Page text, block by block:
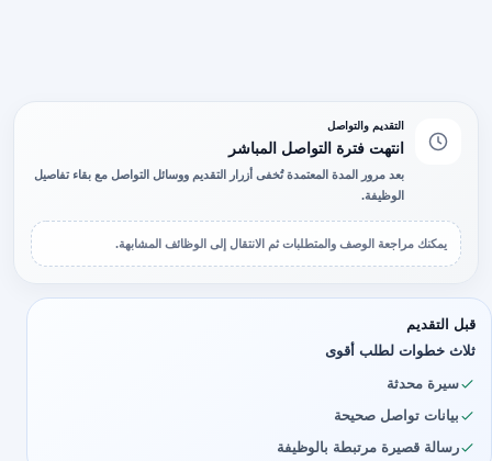
التقديم والتواصل
انتهت فترة التواصل المباشر
بعد مرور المدة المعتمدة تُخفى أزرار التقديم ووسائل التواصل مع بقاء تفاصيل
الوظيفة.
يمكنك مراجعة الوصف والمتطلبات ثم الانتقال إلى الوظائف المشابهة.
قبل التقديم
ثلاث خطوات لطلب أقوى
سيرة محدثة
بيانات تواصل صحيحة
رسالة قصيرة مرتبطة بالوظيفة